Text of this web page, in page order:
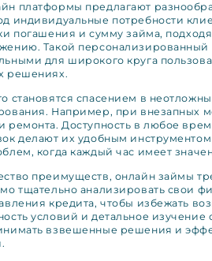
платформы предлагают
индивидуальные потребности
погашения и сумму займа,
Такой персонализированный
для широкого круга
решениях.
становятся спасением в
Например, при внезапных
ремонта. Доступность в любое
делают их удобным
когда каждый час имеет
преимуществ, онлайн займы
тщательно анализировать свои
кредита, чтобы избежать
условий и детальное
взвешенные решения и